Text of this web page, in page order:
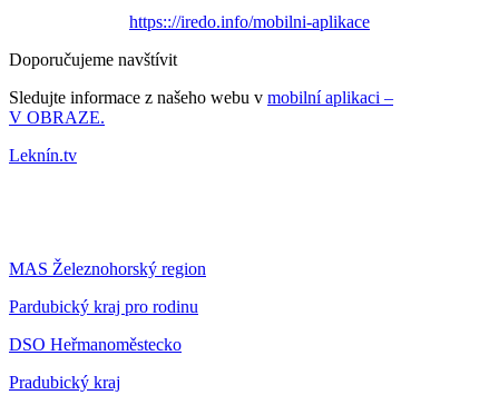
https:://iredo.info/mobilni-aplikace
Doporučujeme navštívit
Sledujte informace z našeho webu v mobilní aplikaci –
V OBRAZE.
Leknín.tv
MAS Železnohorský region
Pardubický kraj pro rodinu
DSO Heřmanoměstecko
Pradubický kraj